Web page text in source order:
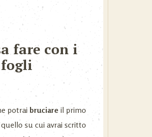
fare con i
potrai bruciare il primo
su cui avrai scritto